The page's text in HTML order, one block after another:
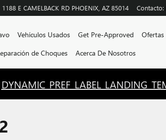
1188 E CAMELBACK RD PHOENIX AZ 85014 Contacto:
Vehículos Usados Get Pre-Approved
Ofertas
de Choques Acerca De Nosotros